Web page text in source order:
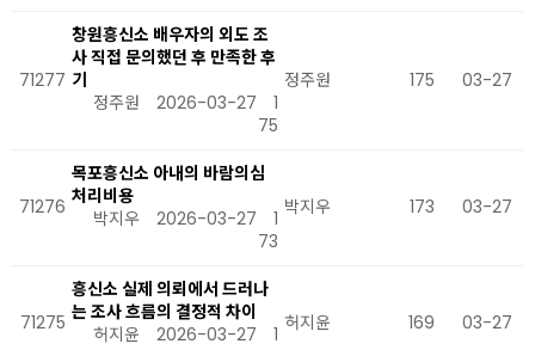
71277
창원흥신소 배우자의 외도 조
사 직접 문의했던 후 만족한 후
기
정주원
2026-03-27
1
75
정주원 175 03-27
71276
목포흥신소 아내의 바람의심
처리비용
박지우
2026-03-27
1
73
박지우 173 03-27
71275
흥신소 실제 의뢰에서 드러나
는 조사 흐름의 결정적 차이
허지윤
2026-03-27
1 허지윤 169 03-27